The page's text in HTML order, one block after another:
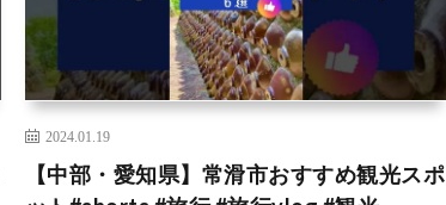
2024.01.19
【中部・愛知県】常滑市おすすめ観光スポ